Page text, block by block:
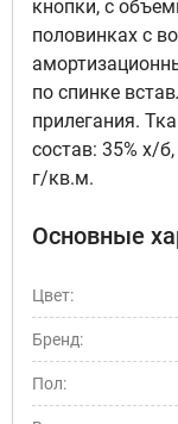
кнопки, с
половинках с
по спинке
прилегания.
состав: 35% х/
г/кв.м.
Основные
Цвет:
Бренд:
Пол: